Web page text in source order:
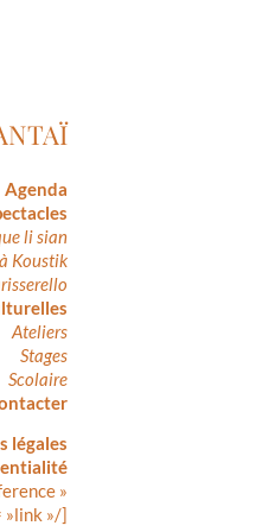
Agenda
li sian
Koustik
Ateliers
Stages
Scolaire
légales
»
»link »/]